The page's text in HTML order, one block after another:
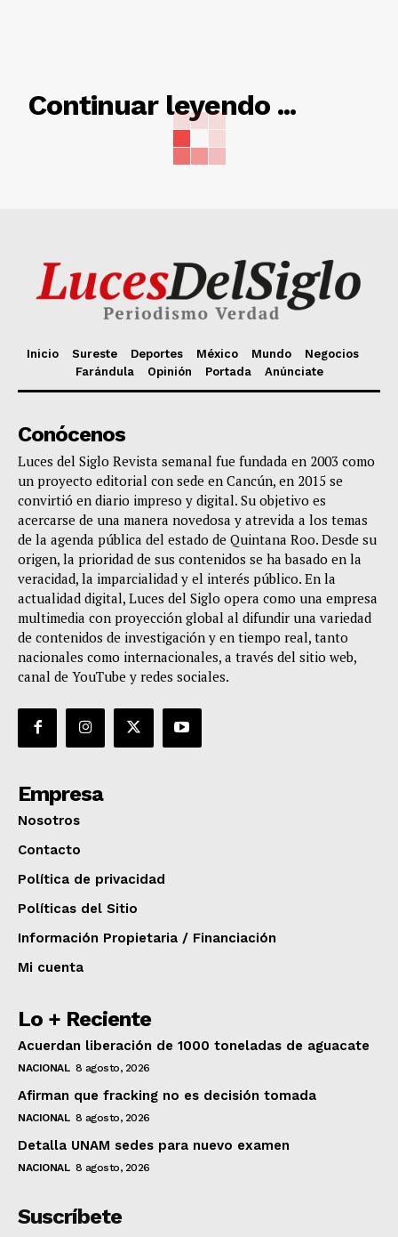
Continuar leyendo ...
RELACIONADO
Inicio Sureste Deportes México Mundo
Negocios
Farándula
Opinión Portada Anúnciate
Conócenos
Luces del Siglo Revista semanal fue fundada en 2003 como
un proyecto editorial con sede en Cancún, en 2015 se
convirtió en diario impreso y digital. Su objetivo es
acercarse de una manera novedosa y atrevida a los temas
de la agenda pública del estado de Quintana Roo. Desde su
origen, la prioridad de sus contenidos se ha basado en la
veracidad, la imparcialidad y el interés público. En la
actualidad digital, Luces del Siglo opera como una empresa
multimedia con proyección global al difundir una variedad
de contenidos de investigación y en tiempo real, tanto
nacionales como internacionales, a través del sitio web,
canal de YouTube y redes sociales.
Empresa
Nosotros
Contacto
Política de privacidad
Políticas del Sitio
Información Propietaria / Financiación
Mi cuenta
Lo + Reciente
Acuerdan liberación de 1000 toneladas de aguacate
NACIONAL 8 agosto, 2026
Afirman que fracking no es decisión tomada
NACIONAL 8 agosto, 2026
Detalla UNAM sedes para nuevo examen
NACIONAL 8 agosto, 2026
Suscríbete